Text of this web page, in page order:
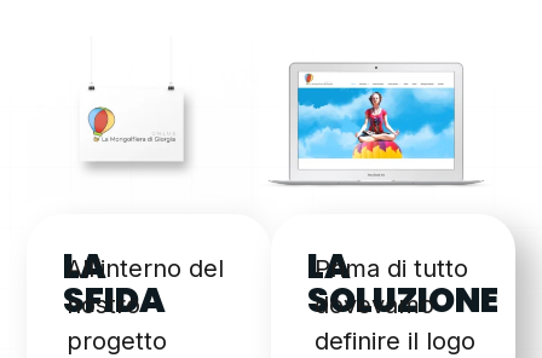
LA
SFIDA
All’interno del
nostro
progetto
LA
SOLUZIONE
Prima di tutto
dovevamo
definire il logo